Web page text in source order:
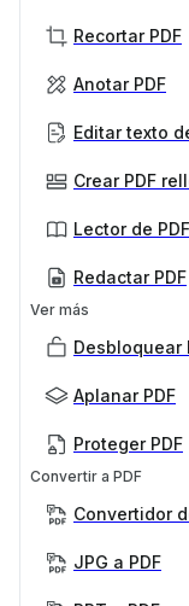
Recortar PDF
Anotar PDF
Editar texto
Crear PDF
Lector de PDF
Redactar PDF
Ver más
Desbloquear
Aplanar PDF
Proteger PDF
Convertir a PDF
Convertidor
JPG a PDF